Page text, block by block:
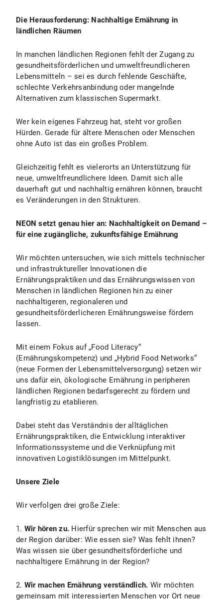
Die Herausforderung: Nachhaltige Ernährung in
ländlichen Räumen
In manchen ländlichen Regionen fehlt der Zugang zu
gesundheitsförderlichen und umweltfreundlicheren
Lebensmitteln – sei es durch fehlende Geschäfte,
schlechte Verkehrsanbindung oder mangelnde
Alternativen zum klassischen Supermarkt.
Wer kein eigenes Fahrzeug hat, steht vor großen
Hürden. Gerade für ältere Menschen oder Menschen
ohne Auto ist das ein großes Problem.
Gleichzeitig fehlt es vielerorts an Unterstützung für
neue, umweltfreundlichere Ideen. Damit sich alle
dauerhaft gut und nachhaltig ernähren können, braucht
es Veränderungen in den Strukturen.
NEON setzt genau hier an: Nachhaltigkeit on Demand –
für eine zugängliche, zukunftsfähige Ernährung
Wir möchten untersuchen, wie sich mittels technischer
und infrastruktureller Innovationen die
Ernährungspraktiken und das Ernährungswissen von
Menschen in ländlichen Regionen hin zu einer
nachhaltigeren, regionaleren und
gesundheitsförderlicheren Ernährungsweise fördern
lassen.
Mit einem Fokus auf „Food Literacy“
(Ernährungskompetenz) und „Hybrid Food Networks“
(neue Formen der Lebensmittelversorgung) setzen wir
uns dafür ein, ökologische Ernährung in peripheren
ländlichen Regionen bedarfsgerecht zu fördern und
langfristig zu etablieren.
Dabei steht das Verständnis der alltäglichen
Ernährungspraktiken, die Entwicklung interaktiver
Informationssysteme und die Verknüpfung mit
innovativen Logistiklösungen im Mittelpunkt.
Unsere Ziele
Wir verfolgen drei große Ziele:
1. Wir hören zu. Hierfür sprechen wir mit Menschen aus
der Region darüber: Wie essen sie? Was fehlt ihnen?
Was wissen sie über gesundheitsförderliche und
nachhaltigere Ernährung in der Region?
2. Wir machen Ernährung verständlich. Wir möchten
gemeinsam mit interessierten Menschen vor Ort neue